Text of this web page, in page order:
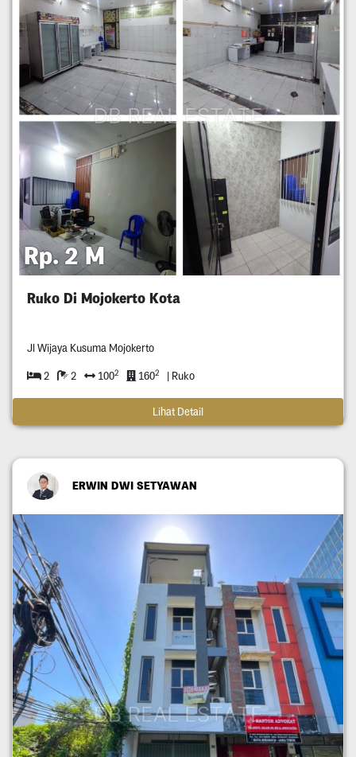
Rp. 2 M
Ruko Di Mojokerto Kota
Jl Wijaya Kusuma Mojokerto
2 2 1002 1602 | Ruko
Lihat Detail
ERWIN DWI SETYAWAN